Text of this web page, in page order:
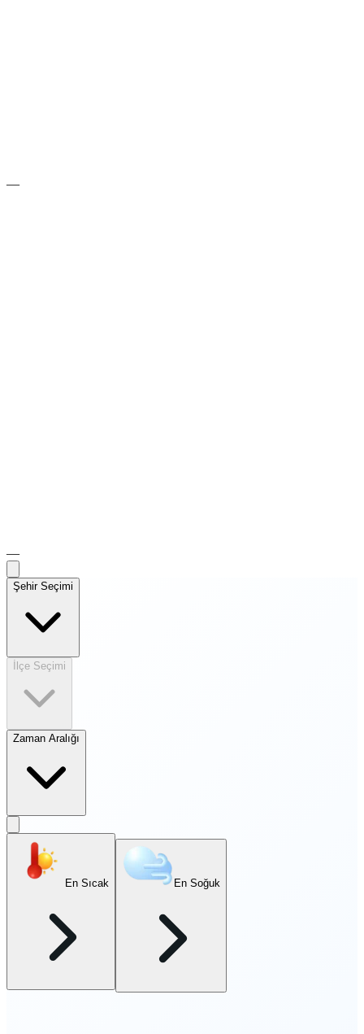
—
—
Şehir Seçimi
İlçe Seçimi
Zaman Aralığı
En Sıcak En Soğuk